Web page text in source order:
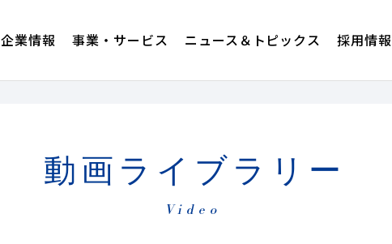
企業情報 事業・サービス ニュース＆トピックス 採用情報
動画ライブラリー
Video